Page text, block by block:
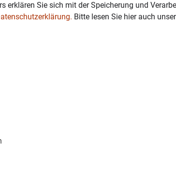
erklären Sie sich mit der Speicherung und
Bitte lesen Sie hier auch